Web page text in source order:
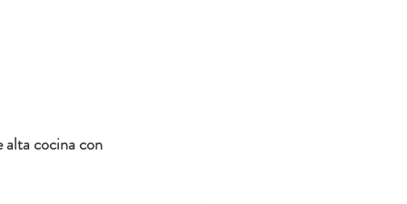
alta cocina con